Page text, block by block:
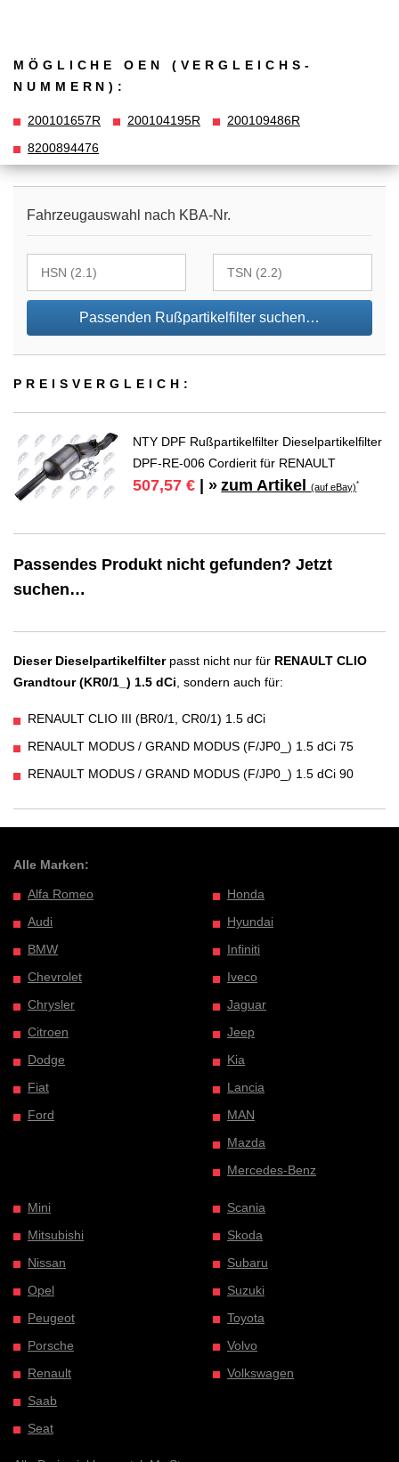
MÖGLICHE OEN (VERGLEICHS­
NUMMERN):
200101657R 200104195R
200109486R
8200894476
Fahrzeugauswahl nach KBA-Nr.
Passenden Rußpartikelfilter suchen…
PREIS­VER­GLEICH:
NTY DPF Rußpartikelfilter Dieselpartikelfilter
DPF-RE-006 Cordierit für RENAULT
507,57 € | » zum Artikel(auf eBay)*
Passendes Produkt nicht gefunden? Jetzt
suchen…
Dieser Dieselpartikelfilterpasst nicht nur für RENAULT CLIO
Grandtour (KR0/1_) 1.5 dCi , sondern auch für:
RENAULT CLIO III (BR0/1, CR0/1) 1.5 dCi
RENAULT MODUS / GRAND MODUS (F/JP0_) 1.5 dCi 75
RENAULT MODUS / GRAND MODUS (F/JP0_) 1.5 dCi 90
Alle Marken:
Alfa Romeo
Audi
BMW
Chevrolet
Chrysler
Citroen
Dodge
Fiat
Ford
Honda
Hyundai
Infiniti
Iveco
Jaguar
Jeep
Kia
Lancia
MAN
Mazda
Mercedes-Benz
Mini
Mitsubishi
Nissan
Opel
Peugeot
Porsche
Renault
Saab
Seat
Scania
Skoda
Subaru
Suzuki
Toyota
Volvo
Volkswagen